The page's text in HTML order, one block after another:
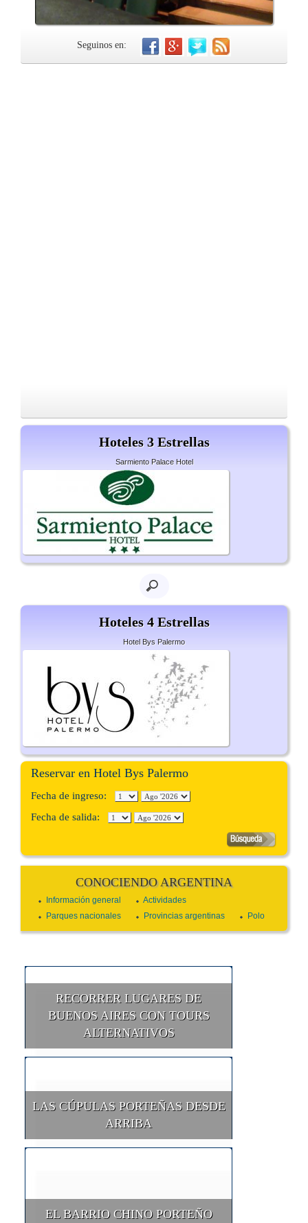
Seguinos en:
Hoteles 3 Estrellas
Sarmiento Palace Hotel
Hoteles 4 Estrellas
Hotel Bys Palermo
Reservar en Hotel Bys Palermo
Fecha de ingreso:
Fecha de salida:
CONOCIENDO ARGENTINA
Información general
Actividades
Parques nacionales
Provincias argentinas Polo
RECORRER LUGARES DE
BUENOS AIRES CON TOURS
ALTERNATIVOS
LAS CÚPULAS PORTEÑAS DESDE
ARRIBA
EL BARRIO CHINO PORTEÑO